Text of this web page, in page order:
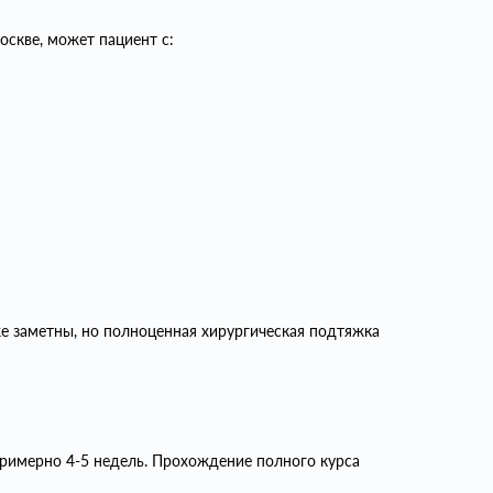
может пациент с:
но полноценная хирургическая подтяжка
4-5 недель. Прохождение полного курса